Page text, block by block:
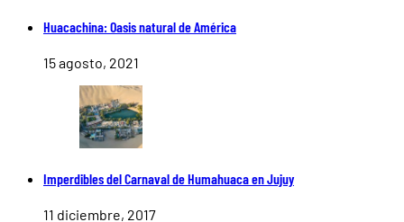
Huacachina: Oasis natural de América
15 agosto, 2021
Imperdibles del Carnaval de Humahuaca en Jujuy
11 diciembre, 2017